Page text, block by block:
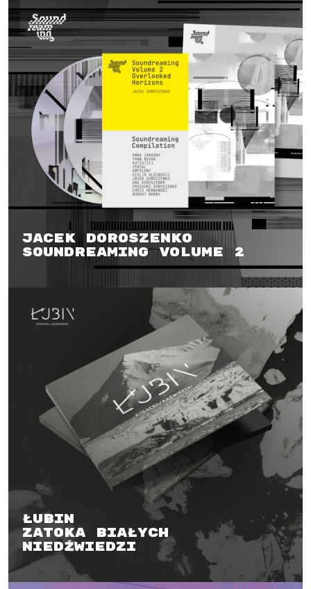
Jacek Doroszenko
Soundreaming Volume 2
Łubin
Zatoka białych
niedźwiedzi